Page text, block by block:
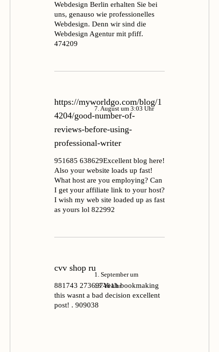
Webdesign Berlin erhalten Sie bei
uns, genauso wie professionelles
Webdesign. Denn wir sind die
Webdesign Agentur mit pfiff.
474209
https://myworldgo.com/blog/1
4204/good-number-of-
reviews-before-using-
professional-writer
7. August um 3:03 Uhr
951685 638629Excellent blog here!
Also your website loads up fast!
What host are you employing? Can
I get your affiliate link to your host?
I wish my web site loaded up as fast
as yours lol 822992
cvv shop ru
1. September um
13:46 Uhr
881743 273697Yeah bookmaking
this wasnt a bad decision excellent
post! . 909038